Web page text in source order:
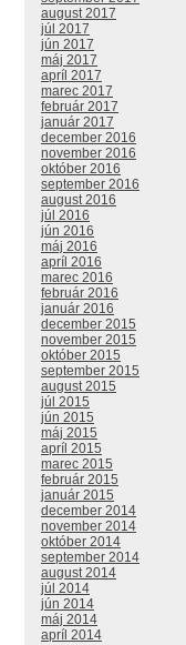
august 2017
júl 2017
jún 2017
máj 2017
apríl 2017
marec 2017
február 2017
január 2017
december 2016
november 2016
október 2016
september 2016
august 2016
júl 2016
jún 2016
máj 2016
apríl 2016
marec 2016
február 2016
január 2016
december 2015
november 2015
október 2015
september 2015
august 2015
júl 2015
jún 2015
máj 2015
apríl 2015
marec 2015
február 2015
január 2015
december 2014
november 2014
október 2014
september 2014
august 2014
júl 2014
jún 2014
máj 2014
apríl 2014